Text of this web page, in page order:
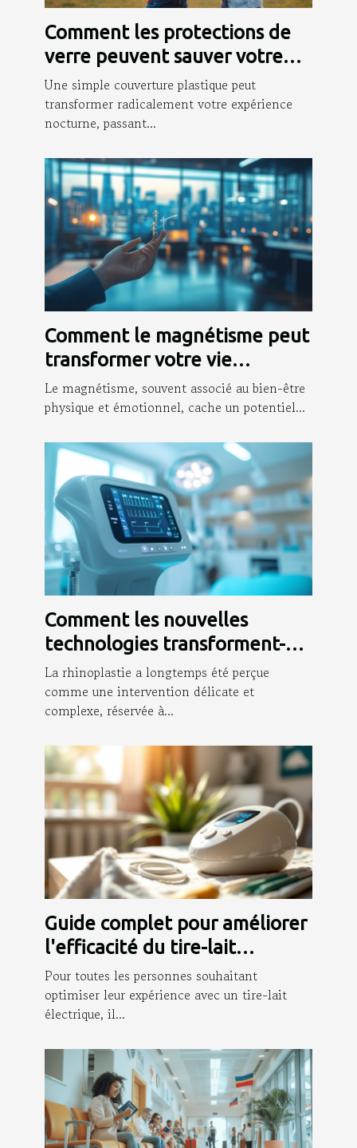
Comment les protections de
verre peuvent sauver votre
soirée ?
Une simple couverture plastique peut
transformer radicalement votre expérience
nocturne, passant...
Comment le magnétisme peut
transformer votre vie
professionnelle ?
Le magnétisme, souvent associé au bien-être
physique et émotionnel, cache un potentiel...
Comment les nouvelles
technologies transforment-
elles la rhinoplastie ?
La rhinoplastie a longtemps été perçue
comme une intervention délicate et
complexe, réservée à...
Guide complet pour améliorer
l'efficacité du tire-lait
électrique
Pour toutes les personnes souhaitant
optimiser leur expérience avec un tire-lait
électrique, il...